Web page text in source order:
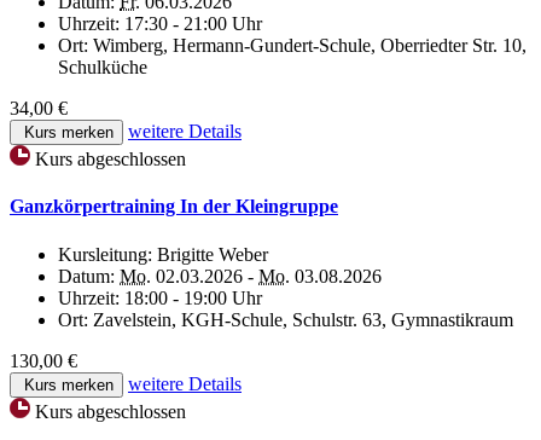
Uhrzeit: 17:30 - 21:00 Uhr
Ort: Wimberg, Hermann-Gundert-Schule, Oberriedter Str. 10,
Schulküche
34,00 €
Kurs merken
weitere Details
Kurs abgeschlossen
Ganzkörpertraining In der Kleingruppe
Kursleitung: Brigitte Weber
Datum: Mo. 02.03.2026 - Mo. 03.08.2026
Uhrzeit: 18:00 - 19:00 Uhr
Ort: Zavelstein, KGH-Schule, Schulstr. 63, Gymnastikraum
130,00 €
Kurs merken
weitere Details
Kurs abgeschlossen